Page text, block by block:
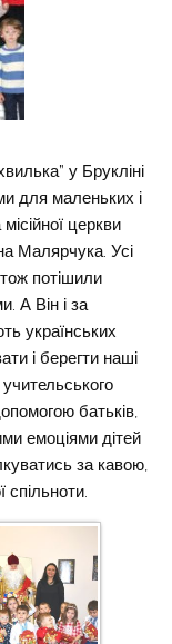
у Брукліні
для маленьких і
церкви
Малярчука. Усі
потішили
А Він і за
українських
і берегти наші
учительського
батьків,
емоціями дітей
за кавою,
спільноти.